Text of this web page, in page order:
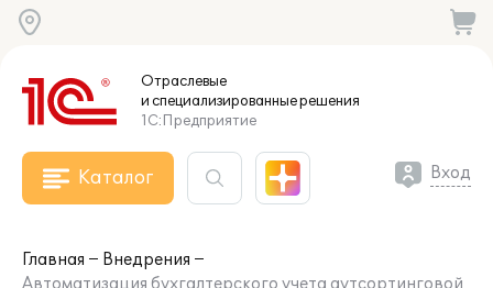
Отраслевые
и специализированныерешения
1С:Предприятие
Каталог Вход
Главная
Внедрения
Автоматизация бухгалтерского учета аутсортинговой